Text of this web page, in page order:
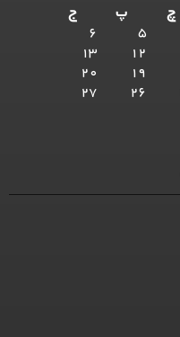
چ پ
ج
5
6
12
13
19
20
26
27